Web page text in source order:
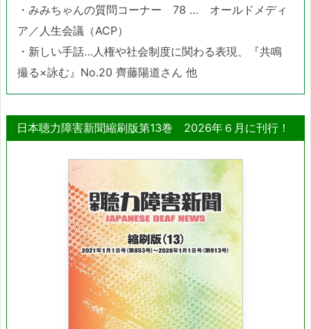
・みみちゃんの質問コーナー 78 … オールドメディ
ア／人生会議（ACP）
・新しい手話…人権や社会制度に関わる表現、『共鳴
撮る×詠む』No.20 齊藤陽道さん 他
日本聴力障害新聞縮刷版第13巻 2026年６月に刊行！